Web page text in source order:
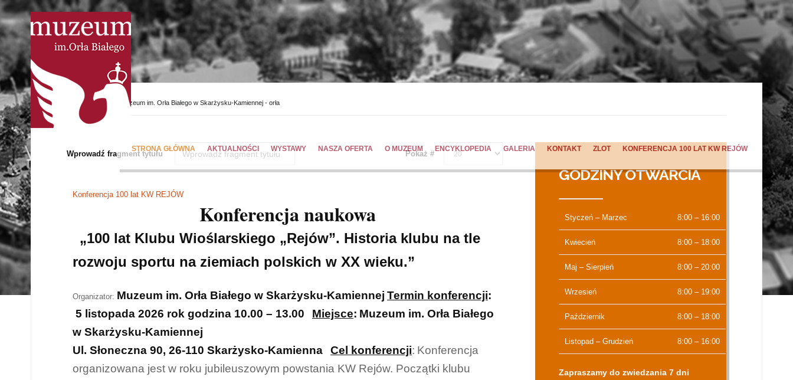
STRONA GŁÓWNA AKTUALNOŚCI WYSTAWY NASZA OFERTA
Oferta wiosna 2023
O MUZEUM ENCYKLOPEDIA GALERIA KONTAKT ZLOT KONFERENCJA 100 LAT KW REJÓW
Strona główna Muzeum im. Orła Białego w Skarżysku-Kamiennej - orła
Wprowadź fragment tytułu Pokaż #
Konferencja 100 lat KW REJÓW
Konferencja naukowa
„100 lat Klubu Wioślarskiego „Rejów”. Historia klubu na tle
rozwoju sportu na ziemiach polskich w XX wieku.”
Organizator: Muzeum im. Orła Białego w Skarżysku-Kamiennej Termin konferencji:
5 listopada 2026 rok godzina 10.00 – 13.00
Miejsce: Muzeum im. Orła Białego
w Skarżysku-Kamiennej
Ul. Słoneczna 90, 26-110 Skarżysko-Kamienna
Cel konferencji: Konferencja
organizowana jest w roku jubileuszowym powstania KW Rejów. Początki klubu
GODZINY OTWARCIA
Styczeń – Marzec 8:00 – 16:00
Kwiecień 8:00 – 18:00
Maj – Sierpień 8:00 – 20:00
Wrzesień 8:00 – 19:00
Październik 8:00 – 18:00
Listopad – Grudzień 8:00 – 16:00
Zapraszamy do zwiedzania 7 dni